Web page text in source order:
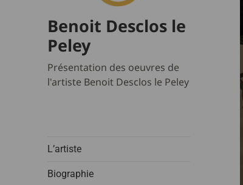
Benoit Desclos le
Peley
Présentation des oeuvres de
l'artiste Benoit Desclos le Peley
L’artiste
Biographie